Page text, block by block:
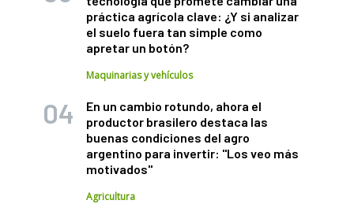
práctica agrícola clave: ¿Y si analizar
el suelo fuera tan simple como
apretar un botón?
Maquinarias y vehículos
En un cambio rotundo, ahora el
productor brasilero destaca las
buenas condiciones del agro
argentino para invertir: "Los veo más
motivados"
Agricultura